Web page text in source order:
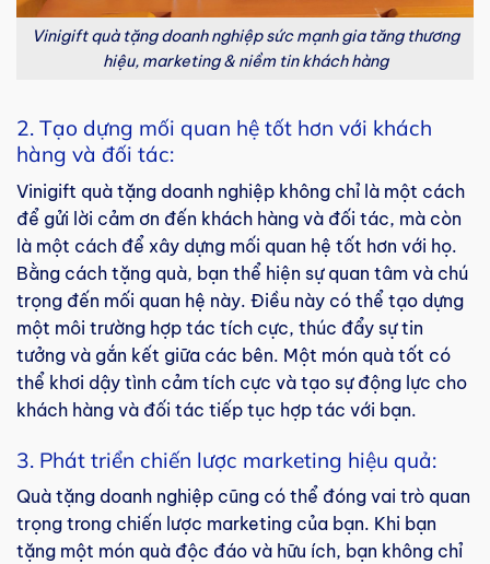
Vinigift quà tặng doanh nghiệp sức mạnh gia tăng thương
hiệu, marketing & niềm tin khách hàng
2. Tạo dựng mối quan hệ tốt hơn với khách
hàng và đối tác:
Vinigift quà tặng doanh nghiệp không chỉ là một cách
để gửi lời cảm ơn đến khách hàng và đối tác, mà còn
là một cách để xây dựng mối quan hệ tốt hơn với họ.
Bằng cách tặng quà, bạn thể hiện sự quan tâm và chú
trọng đến mối quan hệ này. Điều này có thể tạo dựng
một môi trường hợp tác tích cực, thúc đẩy sự tin
tưởng và gắn kết giữa các bên. Một món quà tốt có
thể khơi dậy tình cảm tích cực và tạo sự động lực cho
khách hàng và đối tác tiếp tục hợp tác với bạn.
3. Phát triển chiến lược marketing hiệu quả:
Quà tặng doanh nghiệp cũng có thể đóng vai trò quan
trọng trong chiến lược marketing của bạn. Khi bạn
tặng một món quà độc đáo và hữu ích, bạn không chỉ